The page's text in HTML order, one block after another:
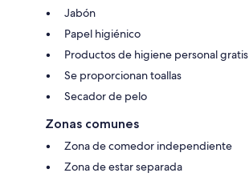
Jabón
Papel higiénico
Productos de higiene personal gratis
Se proporcionan toallas
Secador de pelo
Zonas comunes
Zona de comedor independiente
Zona de estar separada